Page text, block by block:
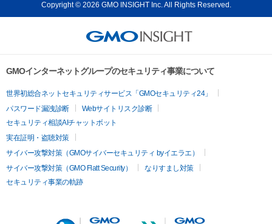
Copyright © 2026 GMO INSIGHT Inc. All Rights Reserved.
GMOインターネットグループのセキュリティ事業について
世界初総合ネットセキュリティサービス「GMOセキュリティ24」
パスワード漏洩診断
Webサイトリスク診断
セキュリティ相談AIチャットボット
実在証明・盗聴対策
サイバー攻撃対策（GMOサイバーセキュリティ byイエラエ）
サイバー攻撃対策（GMO Flatt Security）
なりすまし対策
セキュリティ事業の軌跡